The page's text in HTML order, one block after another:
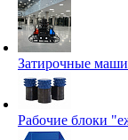
Затирочные
Рабочие блоки